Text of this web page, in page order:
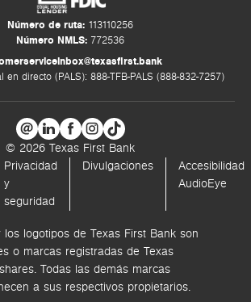
Número de ruta: 113110256
Número NMLS: 772536
en directo (PALS): 888-TFB-PALS (888-832-7257)
© 2026 Texas First Bank
Privacidad
y
seguridad
Divulgaciones
Accesibilidad
AudioEye
los logotipos de Texas First Bank son
o marcas registradas de Texas
Todas las demás marcas
a sus respectivos propietarios.